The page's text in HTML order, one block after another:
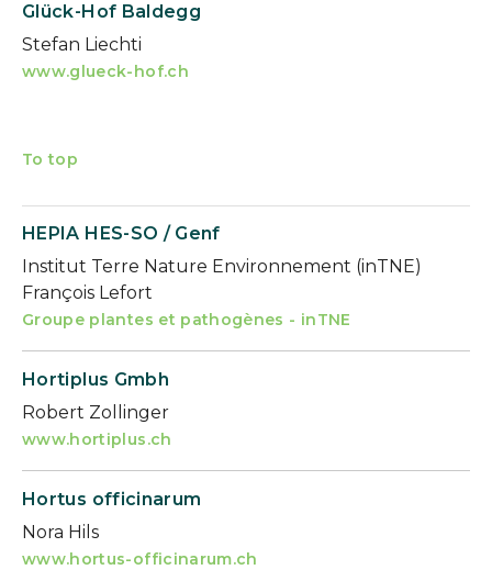
Glück-Hof Baldegg
Stefan Liechti
www.glueck-hof.ch
To top
HEPIA HES-SO / Genf
Institut Terre Nature Environnement (inTNE)
François Lefort
Groupe plantes et pathogènes - inTNE
Hortiplus Gmbh
Robert Zollinger
www.hortiplus.ch
Hortus officinarum
Nora Hils
www.hortus-officinarum.ch